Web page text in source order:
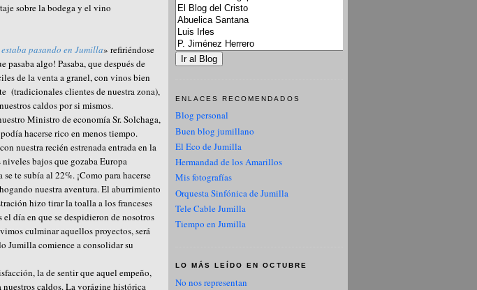
sobre la bodega y el vino
pasando en Jumilla» refiriéndose
pasaba algo! Pasaba, que después de
de la venta a granel, con vinos bien
(tradicionales clientes de nuestra zona),
caldos por si mismos.
Ministro de economía Sr. Solchaga,
hacerse rico en menos tiempo.
nuestra recién estrenada entrada en la
bajos que gozaba Europa
te subía al 22%. ¡Como para hacerse
nuestra aventura. El aburrimiento
hizo tirar la toalla a los franceses
día en que se despidieron de nosotros
culminar aquellos proyectos, será
Jumilla comience a consolidar su
la de sentir que aquel empeño,
caldos. La vorágine histórica
ENLACES RECOMENDADOS
Blog personal
Buen blog jumillano
El Eco de Jumilla
Hermandad de los Amarillos
Mis fotografías
Orquesta Sinfónica de Jumilla
Tele Cable Jumilla
Tiempo en Jumilla
LO MÁS LEÍDO EN OCTUBRE
No nos representan